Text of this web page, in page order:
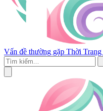
Vấn đề thường gặp Thời Trang